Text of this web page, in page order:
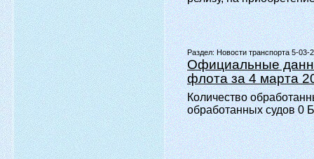
Раздел:Новости транспорта 5-03-
Официальные
флота за 4 марта
Количество
обработанных судов 0